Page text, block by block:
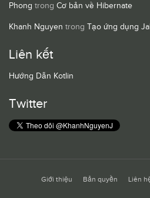
Phong trong Cơ bản về Hibernate
Khanh Nguyen trong Tạo ứng dụng
Liên kết
Hướng Dẫn Kotlin
Twitter
Giới thiệu Bản quyền Liên